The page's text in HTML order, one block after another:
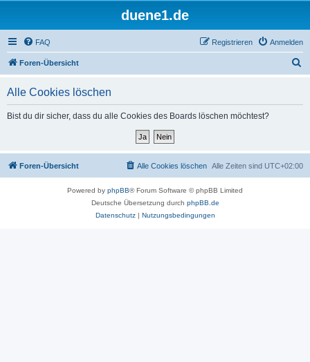
duene1.de
FAQ Anmelden
Registrieren
Foren-Übersicht
Alle Cookies löschen
Bist du dir sicher, dass du alle Cookies des Boards löschen möchtest?
Foren-Übersicht Alle Zeiten sind UTC+02:00
Alle Cookies löschen
Powered by phpBB® Forum Software © phpBB Limited
Deutsche Übersetzung durch phpBB.de
Datenschutz| Nutzungsbedingungen